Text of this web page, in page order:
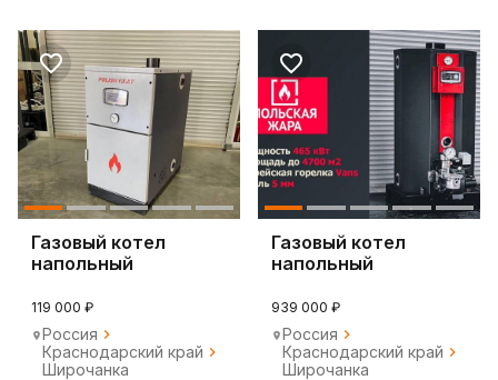
Газовый котел
напольный
119 000 ₽
Россия
Краснодарский край
Широчанка
Газовый котел
напольный
939 000 ₽
Россия
Краснодарский край
Широчанка